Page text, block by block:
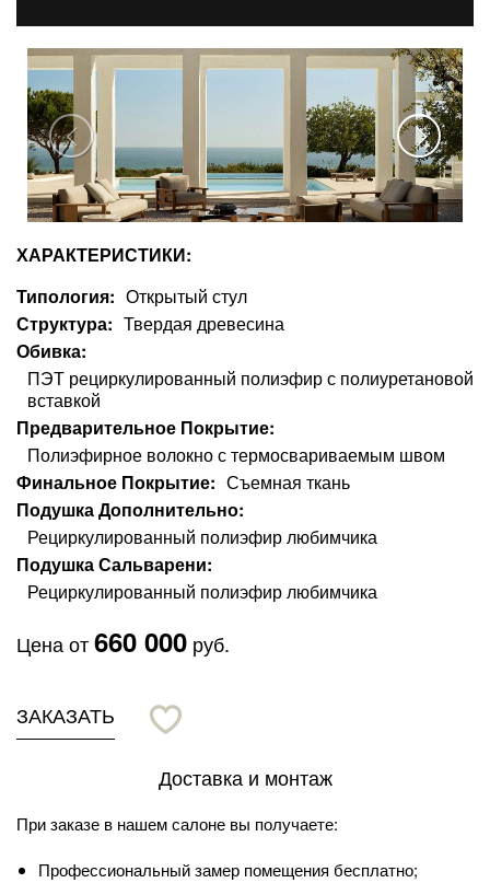
ХАРАКТЕРИСТИКИ:
Типология
Открытый стул
Структура
Твердая древесина
Обивка
ПЭТ рециркулированный полиэфир с полиуретановой
вставкой
Предварительное Покрытие
Полиэфирное волокно с термосвариваемым швом
Финальное Покрытие
Съемная ткань
Подушка Дополнительно
Рециркулированный полиэфир любимчика
Подушка Сальварени
Рециркулированный полиэфир любимчика
Цена от660 000 руб.
ЗАКАЗАТЬ
Доставка и монтаж
При заказе в нашем салоне вы получаете:
Профессиональный замер помещения бесплатно;